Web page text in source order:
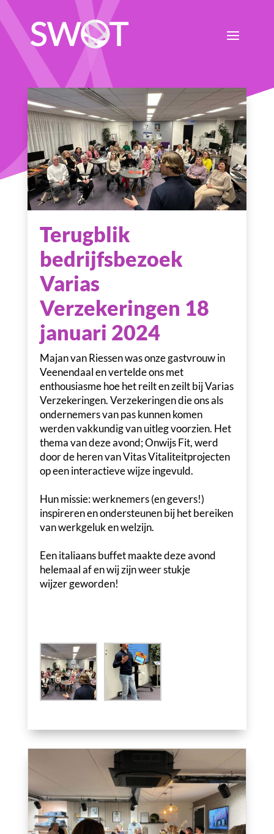
Terugblik
bedrijfsbezoek
Varias
Verzekeringen 18
januari 2024
Majan van Riessen was onze gastvrouw in
Veenendaal en vertelde ons met
enthousiasme hoe het reilt en zeilt bij Varias
Verzekeringen. Verzekeringen die ons als
ondernemers van pas kunnen komen
werden vakkundig van uitleg voorzien. Het
thema van deze avond; Onwijs Fit, werd
door de heren van Vitas Vitaliteitprojecten
op een interactieve wijze ingevuld.
Hun missie: werknemers (en gevers!)
inspireren en ondersteunen bij het bereiken
van werkgeluk en welzijn.
Een italiaans buffet maakte deze avond
helemaal af en wij zijn weer stukje
wijzer geworden!